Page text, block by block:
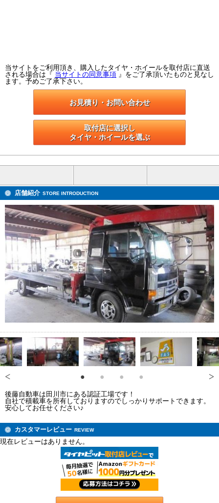
当サイトをご利用頂き、購入したタイヤ・ホイールを取付店に直送
される場合は『 当サイトの同意事項 』をご了承頂いたものと見なし
ます。予めご了承下さい。
お見積り・お問い合わせ
取付店に選択し
タイヤ・ホイールを選ぶ
店舗紹介 STORE INTRODUCTION
後藤自動車は田川市にある認証工場です！
自社で積載車を所有しておりますのでしっかりサポートできます。
安心してお任せください♪
カスタマーレビュー REVIEW
現在レビューはありません。